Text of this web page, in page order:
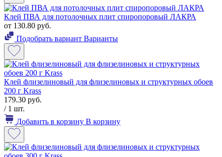
Клей ПВА для потолочных плит спиропоровый ЛАКРА
от 130.80 руб.
Подобрать вариант Варианты
Клей флизелиновый для флизелиновых и структурных обоев
200 г Krass
179.30 руб.
/ 1 шт.
Добавить в корзину В корзину